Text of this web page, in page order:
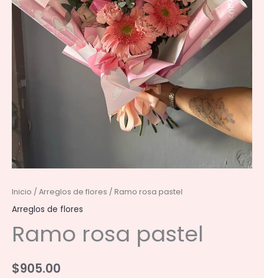
Inicio / Arreglos de flores / Ramo rosa pastel
Arreglos de flores
Ramo rosa pastel
$905.00